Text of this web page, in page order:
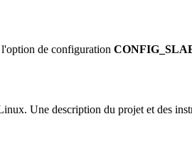
l'option de configuration
Une description du projet et des